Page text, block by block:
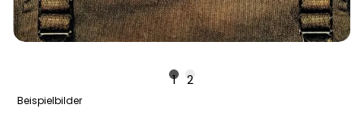
1 2
Beispielbilder